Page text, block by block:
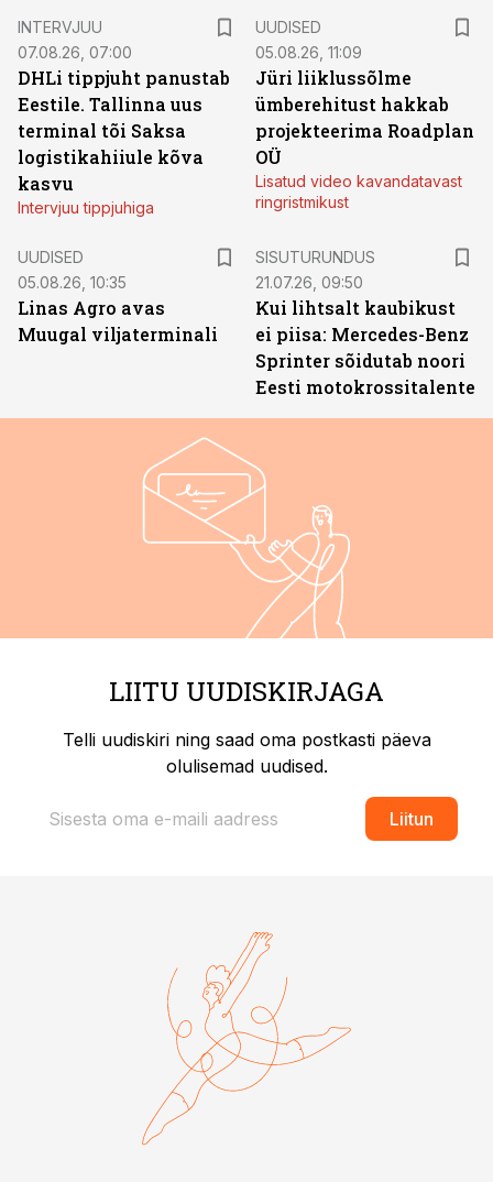
INTERVJUU
07.08.26, 07:00
DHLi tippjuht panustab
Eestile. Tallinna uus
terminal tõi Saksa
logistikahiiule kõva
kasvu
Intervjuu tippjuhiga
UUDISED
05.08.26, 11:09
Jüri liiklussõlme
ümberehitust hakkab
projekteerima Roadplan
OÜ
Lisatud video kavandatavast
ringristmikust
UUDISED
05.08.26, 10:35
Linas Agro avas
Muugal viljaterminali
SISUTURUNDUS
21.07.26, 09:50
Kui lihtsalt kaubikust
ei piisa: Mercedes-Benz
Sprinter sõidutab noori
Eesti motokrossitalente
LIITU UUDISKIRJAGA
Telli uudiskiri ning saad oma postkasti päeva
olulisemad uudised.
Liitun